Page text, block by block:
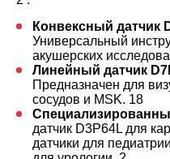
Конвексный датчик
Универсальный
акушерских
Линейный датчик
Предназначен для
сосудов и MSK. 18
датчик D3P64L для
датчики для